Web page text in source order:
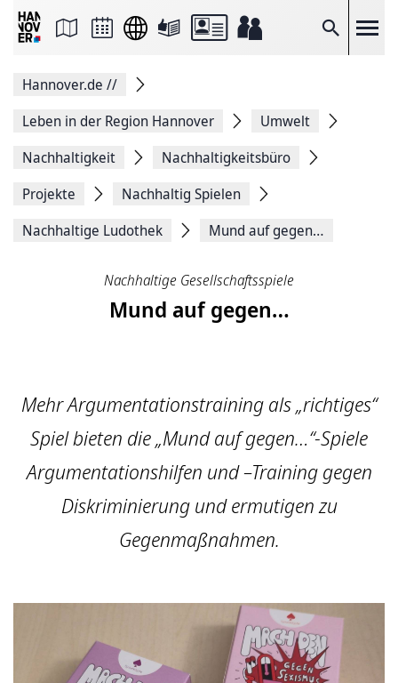
Suche
Seite
Facebook
teilen
Seitenlink
Seite
Hannover.de //
Leben in der Region Hannover
Umwelt
Nachhaltigkeit
Nachhaltigkeitsbüro
Projekte
Nachhaltig Spielen
Nachhaltige Ludothek
Mund auf gegen…
Nachhaltige Gesellschaftsspiele
Mund auf gegen…
Mehr Argumentationstraining als „richtiges“
Spiel bieten die „Mund auf gegen…“-Spiele
Argumentationshilfen und –Training gegen
Diskriminierung und ermutigen zu
Gegenmaßnahmen.